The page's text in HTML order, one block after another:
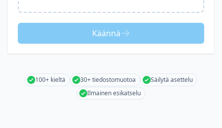
Käännä
100+ kieltä 30+ tiedostomuotoa
Säilytä asettelu
Ilmainen esikatselu